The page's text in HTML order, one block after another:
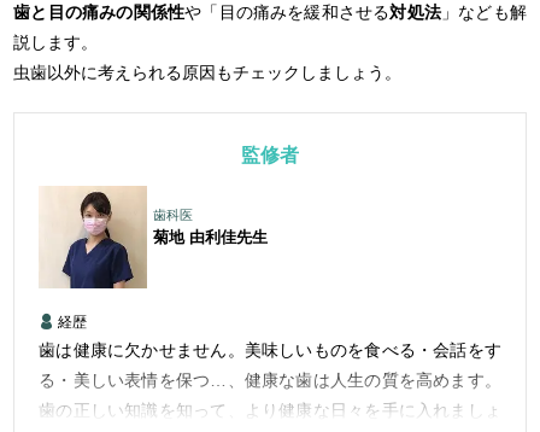
歯と目の痛みの関係性や「目の痛みを緩和させる対処法 」なども解
説します。
虫歯以外に考えられる原因もチェックしましょう。
監修者
歯科医
菊地 由利佳先生
経歴
歯は健康に欠かせません。美味しいものを食べる・会話をす
る・美しい表情を保つ…、健康な歯は人生の質を高めます。
歯の正しい知識を知って、より健康な日々を手に入れましょ